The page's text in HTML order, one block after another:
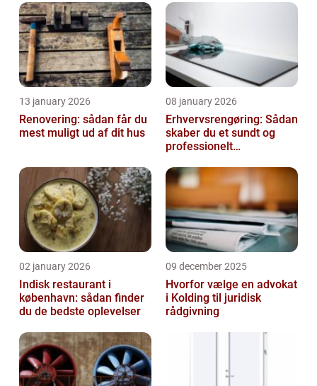
13 january 2026
Renovering: sådan får du
mest muligt ud af dit hus
08 january 2026
Erhvervsrengøring: Sådan
skaber du et sundt og
professionelt
02 january 2026
Indisk restaurant i
københavn: sådan finder
du de bedste oplevelser
09 december 2025
Hvorfor vælge en advokat
i Kolding til juridisk
rådgivning